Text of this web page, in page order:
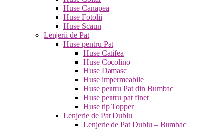
Huse Canapea
Huse Fotolii
Huse Scaun
Lenjerii de Pat
Huse pentru Pat
Huse Catifea
Huse Cocolino
Huse Damasc
Huse impermeabile
Huse pentru Pat din Bumbac
Huse pentru pat finet
Huse tip Topper
Lenjerie de Pat Dublu
Lenjerie de Pat Dublu – Bumbac